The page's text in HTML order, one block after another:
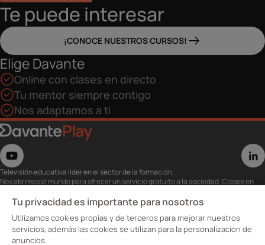
Te puede interesar
¡CONOCE NUESTROS CURSOS!
Elige Davante
Online con clases en directo
Tu mentor siempre contigo
Nos adaptamos a ti
Televisión educativa líder en el sector de la formación.
Nos abrimos al mundo para ofrecer un servicio gratuito a la sociedad. Clases en
eventos, masterclass y recursos para estudiantes…
Utiliza esta plataforma para tu formación ya seas opositor o estés formándote
para conseguir o mejorar tu empleo.
Te invitamos a conocer nuestro contenido a la carta para ver cuándo y dónde
quieras.
Tu privacidad es importante para nosotros
Utilizamos cookies propias y de terceros para mejorar nuestros
servicios, además las cookies se utilizan para la personalización de
anuncios.